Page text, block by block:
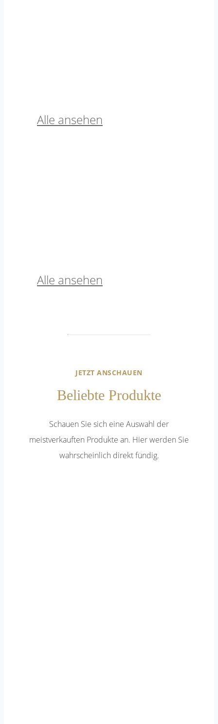
Alle ansehen
Alle ansehen
JETZT ANSCHAUEN
Beliebte Produkte
Schauen Sie sich eine Auswahl der
meistverkauften Produkte an. Hier werden Sie
wahrscheinlich direkt fündig.